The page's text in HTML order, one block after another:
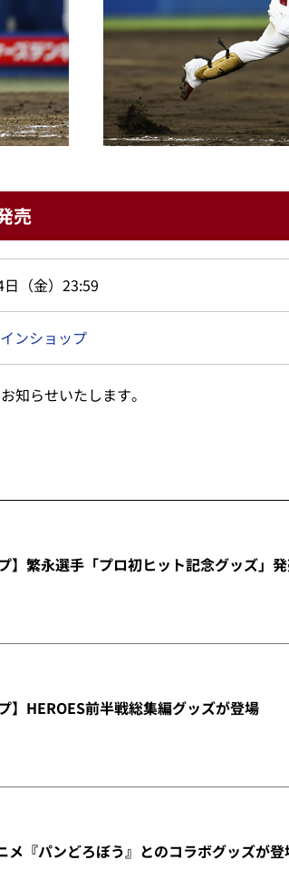
売
（金）23:59
ンショップ
知らせいたします。
】繁永選手「プロ初ヒット記念グッズ」
】HEROES前半戦総集編グッズが登場
メ『パンどろぼう』とのコラボグッズが